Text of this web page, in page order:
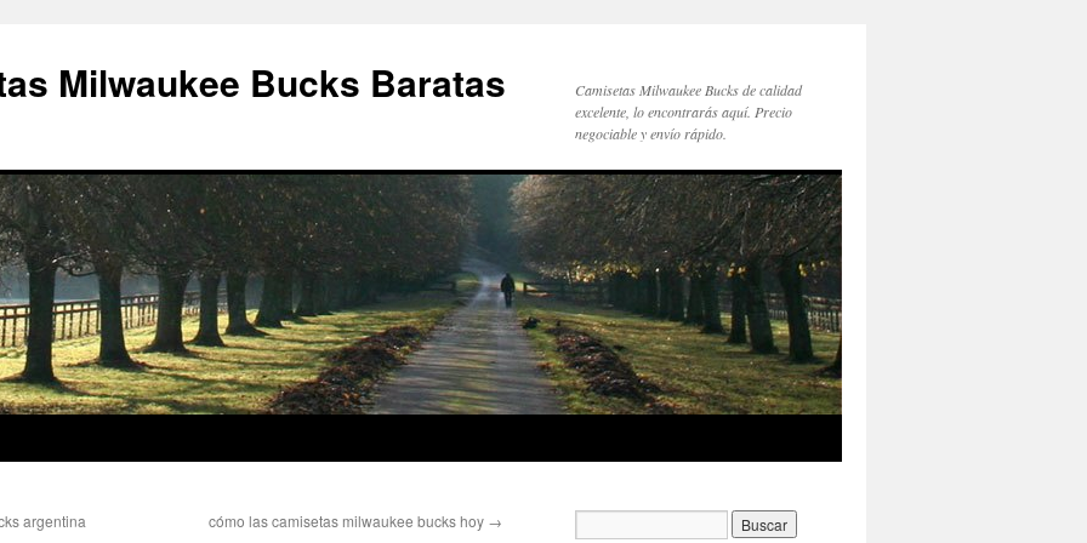
Milwaukee Bucks Baratas
Camisetas Milwaukee Bucks de calidad
excelente, lo encontrarás aquí. Precio
negociable y envío rápido.
argentina cómo las camisetas milwaukee bucks hoy →